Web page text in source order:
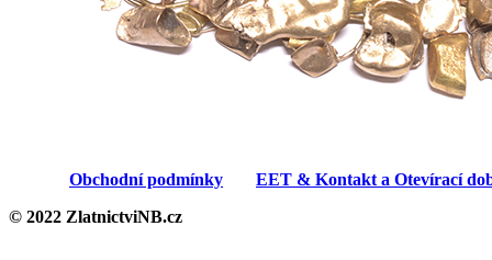
Obchodní podmínky
EET & Kontakt a Otevírací
© 2022 ZlatnictviNB.cz